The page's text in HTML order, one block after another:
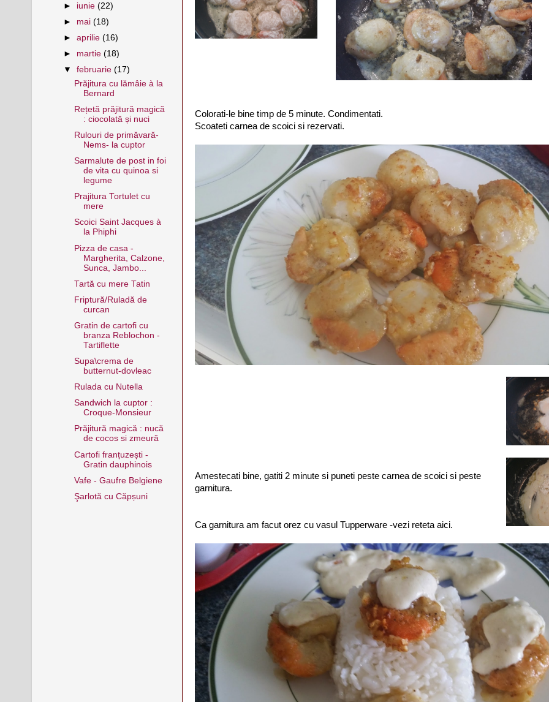
Colorati-le bine timp de 5 minute. Condimentati.
Scoateti carnea de scoici si rezervati.
Amestecati bine, gatiti 2 minute si puneti peste carnea de scoici si peste
garnitura.
Ca garnitura am facut orez cu vasul Tupperware -vezi reteta aici.
► iunie(22)
► mai(18)
►aprilie(16)
► martie(18)
▼februarie(17)
Prăjitura cu lămâie à la
Bernard
Rețetă prăjitură magică
: ciocolată și nuci
Rulouri de primăvară-
Nems- la cuptor
Sarmalute de post in foi
de vita cu quinoa si
legume
Prajitura Tortulet cu
mere
Scoici Saint Jacques à
la Phiphi
Pizza de casa -
Margherita, Calzone,
Sunca, Jambo...
Tartă cu mere Tatin
Friptură/Ruladă de
curcan
Gratin de cartofi cu
branza Reblochon -
Tartiflette
Supa\crema de
butternut-dovleac
Rulada cu Nutella
Sandwich la cuptor :
Croque-Monsieur
Prăjitură magică : nucă
de cocos si zmeură
Cartofi franțuzești -
Gratin dauphinois
Vafe - Gaufre Belgiene
Şarlotă cu Căpșuni